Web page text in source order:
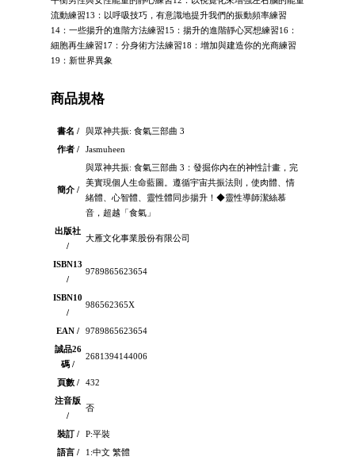
流動練習13：以呼吸技巧，有意識地提升我們的振動頻率練習
14：一些揚升的進階方法練習15：揚升的進階靜心冥想練習16：
細胞再生練習17：分身術方法練習18：增加與建造你的光商練習
19：新世界異象
商品規格
書名 /
與眾神共振: 食氣三部曲 3
作者 /
Jasmuheen
簡介 /
與眾神共振: 食氣三部曲 3：發掘你內在的神性計畫，完
美實現個人生命藍圖。遵循宇宙共振法則，使肉體、情
緒體、心智體、靈性體同步揚升！◆靈性導師潔絲慕
音，超越「食氣」
出版社
/
大雁文化事業股份有限公司
ISBN13
/
9789865623654
ISBN10
/
986562365X
EAN /
9789865623654
誠品26
碼 /
2681394144006
頁數 /
432
注音版
/
否
裝訂 /
P:平裝
語言 /
1:中文 繁體